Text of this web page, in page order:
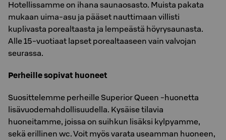
Hotellissamme on ihana saunaosasto. Muista pakata
mukaan uima-asu ja pääset nauttimaan villisti
kuplivasta porealtaasta ja lempeästä höyrysaunasta.
Alle 15-vuotiaat lapset porealtaaseen vain valvojan
seurassa.
Perheille sopivat huoneet
Suosittelemme perheille Superior Queen -huonetta
lisävuodemahdollisuudella. Kysäise tilavia
huoneitamme, joissa on suihkun lisäksi kylpyamme,
sekä erillinen wc. Voit myös varata useamman huoneen,